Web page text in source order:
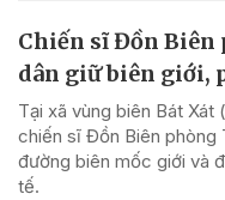
Chiến sĩ Đồn
dân giữ biên giới,
Tại xã vùng biên Bát Xát
chiến sĩ Đồn Biên phòng
đường biên mốc giới và
tế.